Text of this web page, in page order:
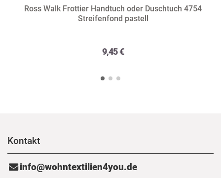
Ross Walk Frottier Handtuch oder Duschtuch 4754
Streifenfond pastell
9,45 €
Kontakt
info@wohntextilien4you.de